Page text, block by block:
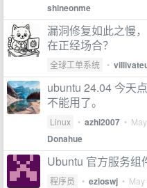
shineonme
漏洞修复如此之慢
在正经场合？
全球工单系统 •
ubuntu 24.04 今天
不能用了。
Linux • azhi2007 •
Donahue
Ubuntu 官方服务组
程序员 • ezioswj • May